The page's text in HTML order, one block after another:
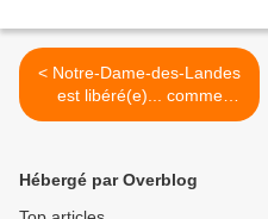
< Notre-Dame-des-Landes
est libéré(e)... comme
Phnom-Penh le 17 avril
Hébergé par Overblog